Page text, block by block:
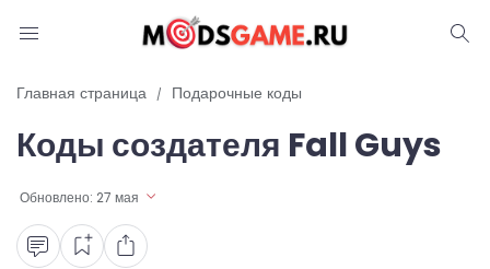
Блог
Читы и коды
Промокоды
Ошибки
Главная страница Подарочные коды
Коды создателя Fall Guys
Обновлено: 27 мая